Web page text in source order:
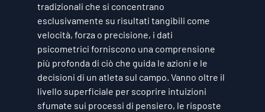
tradizionali che si concentrano
esclusivamente su risultati tangibili come
velocità, forza o precisione, i dati
psicometrici forniscono una comprensione
più profonda di ciò che guida le azioni e le
decisioni di un atleta sul campo. Vanno oltre il
livello superficiale per scoprire intuizioni
sfumate sui processi di pensiero, le risposte